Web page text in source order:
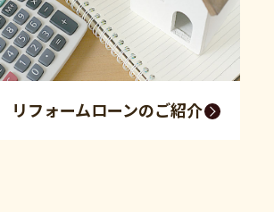
リフォームローンのご紹介